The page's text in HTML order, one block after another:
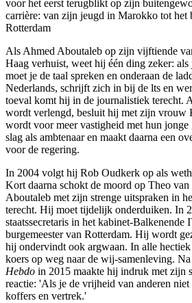
voor het eerst terugblikt op zijn
carrière: van zijn jeugd in Marokko tot het
Rotterdam
Als Ahmed Aboutaleb op zijn vijftiende
Haag verhuist, weet hij één ding zeker:
moet je de taal spreken en onderaan de
Nederlands, schrijft zich in bij de lts en
toeval komt hij in de journalistiek terecht.
wordt verlengd, besluit hij met zijn vrouw
wordt voor meer vastigheid met hun jonge
slag als ambtenaar en maakt daarna een
voor de regering.
In 2004 volgt hij Rob Oudkerk op als
Kort daarna schokt de moord op Theo
Aboutaleb met zijn strenge uitspraken in
terecht. Hij moet tijdelijk onderduiken. In
staatssecretaris in het kabinet-Balkenende
burgemeester van Rotterdam. Hij wordt
hij ondervindt ook argwaan. In alle
koers op weg naar de wij-samenleving. Na
Hebdo in 2015 maakte hij indruk met zijn
reactie: 'Als je de vrijheid van anderen
koffers en vertrek.'